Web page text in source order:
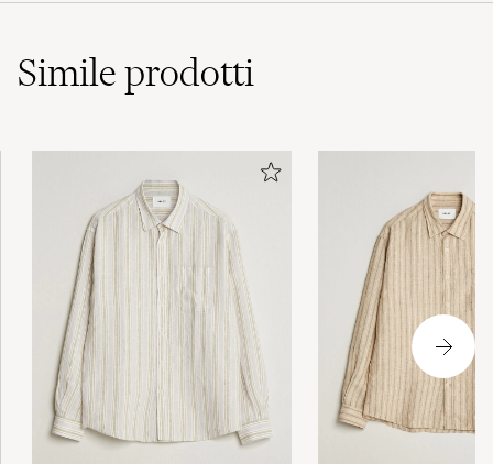
Simileprodotti